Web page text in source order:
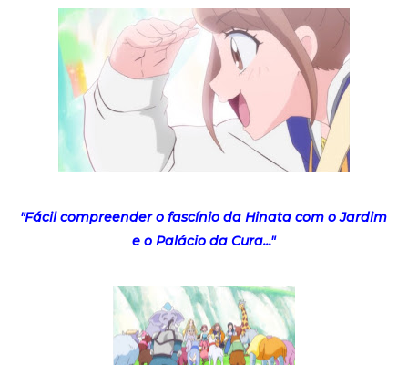
"Fácil compreender o fascínio da Hinata com o Jardim
e o Palácio da Cura..."